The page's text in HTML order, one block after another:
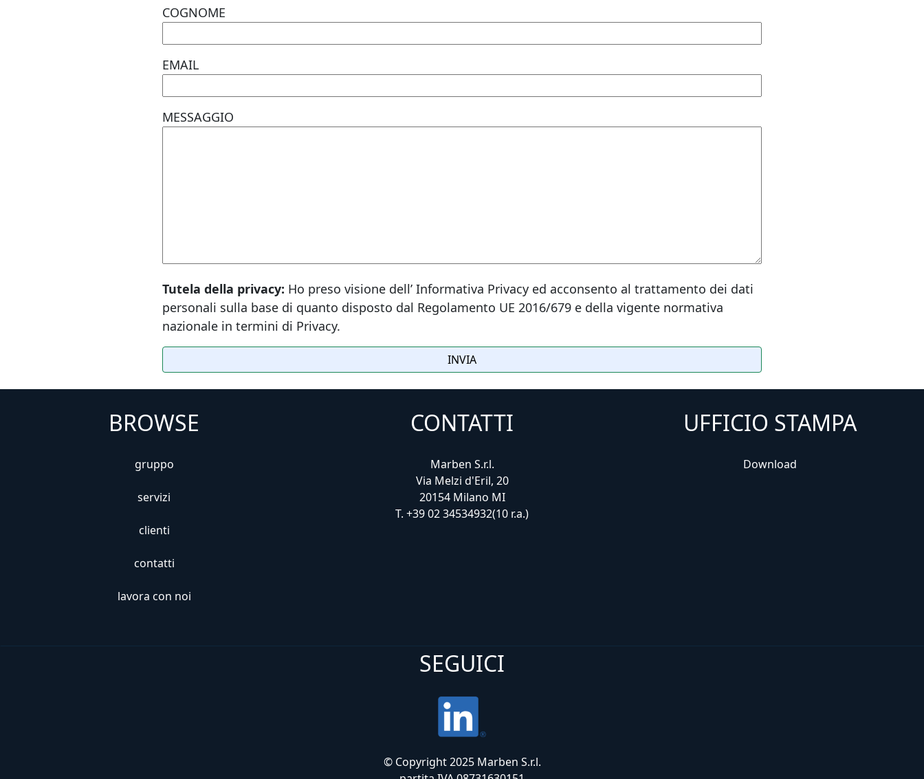
COGNOME
EMAIL
MESSAGGIO
Tutela della privacy: Ho preso visione dell’ Informativa Privacy ed acconsento al trattamento dei dati
personali sulla base di quanto disposto dal Regolamento UE 2016/679 e della vigente normativa
nazionale in termini di Privacy.
BROWSE
gruppo
servizi
clienti
contatti
lavora con noi
CONTATTI
Marben S.r.l.
Via Melzi d'Eril, 20
20154 Milano MI
T. +39 02 34534932(10 r.a.)
UFFICIO STAMPA
Download
SEGUICI
© Copyright 2025 Marben S.r.l.